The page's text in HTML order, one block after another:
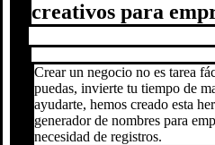
creativos para
Crear un negocio no es tarea
puedas, invierte tu tiempo de
ayudarte, hemos creado esta
generador de nombres para
necesidad de registros.